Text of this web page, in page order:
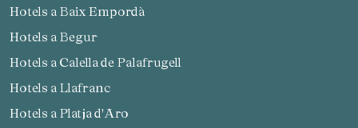
Hotels a Baix Empordà
Hotels a Begur
Hotels a Calella de Palafrugell
Hotels a Llafranc
Hotels a Platja d'Aro